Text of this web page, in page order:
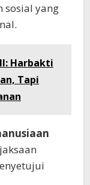
sosial yang
Harbakti
Tapi